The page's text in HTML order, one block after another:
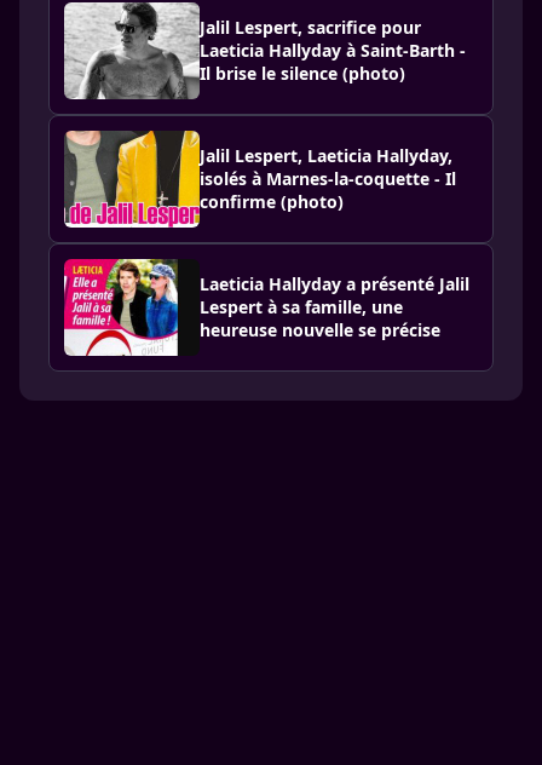
Jalil Lespert, sacrifice pour
Laeticia Hallyday à Saint-Barth -
Il brise le silence (photo)
Jalil Lespert, Laeticia Hallyday,
isolés à Marnes-la-coquette - Il
confirme (photo)
Laeticia Hallyday a présenté Jalil
Lespert à sa famille, une
heureuse nouvelle se précise